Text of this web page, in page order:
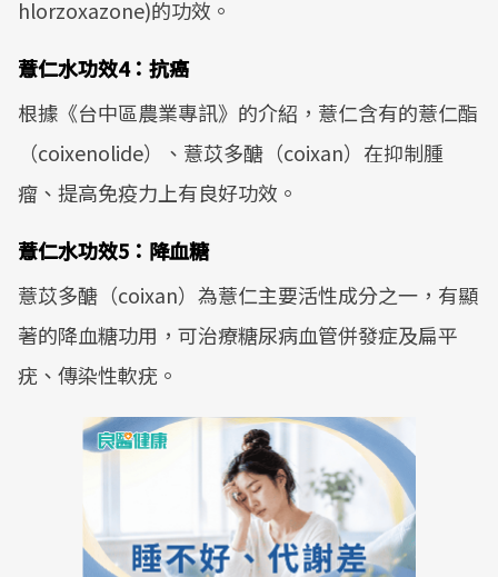
hlorzoxazone)的功效。
薏仁水功效4：抗癌
根據《台中區農業專訊》的介紹，薏仁含有的薏仁酯
（coixenolide）、薏苡多醣（coixan）在抑制腫
瘤、提高免疫力上有良好功效。
薏仁水功效5：降血糖
薏苡多醣（coixan）為薏仁主要活性成分之一，有顯
著的降血糖功用，可治療糖尿病血管併發症及扁平
疣、傳染性軟疣。